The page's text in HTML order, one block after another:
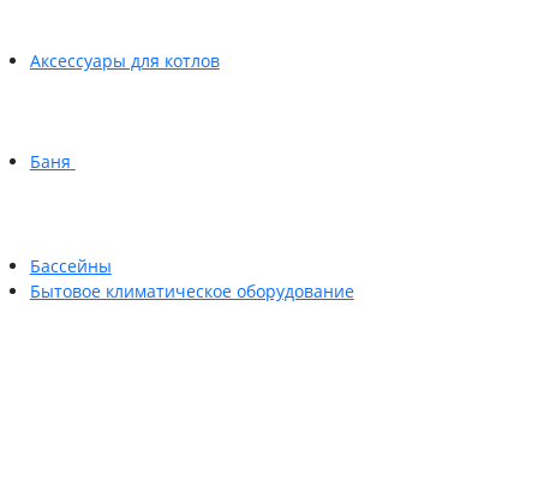
Аксессуары для котлов
Баня
Бассейны
Бытовое климатическое оборудование